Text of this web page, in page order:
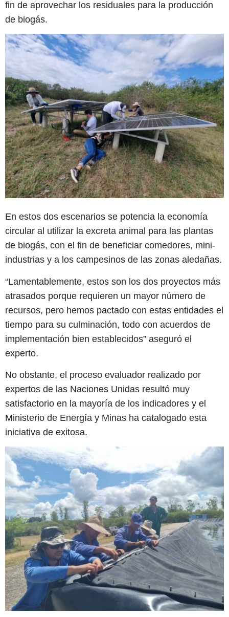
fin de aprovechar los residuales para la producción
de biogás.
En estos dos escenarios se potencia la economía
circular al utilizar la excreta animal para las plantas
de biogás, con el fin de beneficiar comedores, mini-
industrias y a los campesinos de las zonas aledañas.
“Lamentablemente, estos son los dos proyectos más
atrasados porque requieren un mayor número de
recursos, pero hemos pactado con estas entidades el
tiempo para su culminación, todo con acuerdos de
implementación bien establecidos” aseguró el
experto.
No obstante, el proceso evaluador realizado por
expertos de las Naciones Unidas resultó muy
satisfactorio en la mayoría de los indicadores y el
Ministerio de Energía y Minas ha catalogado esta
iniciativa de exitosa.